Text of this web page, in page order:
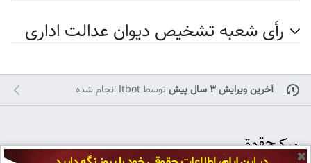
رأی شعبه تشخیص دیوان عدالت اداری
آخرین ویرایش ۳ سال پیش توسطItbot انجام شده
✖